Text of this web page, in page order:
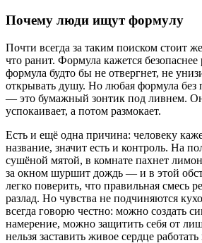
Почему люди ищут формулу
Почти всегда за таким поиском стоит
что ранит. Формула кажется безопаснее
формула будто бы не отвергнет, не
открывать душу. Но любая формула без
— это бумажный зонтик под ливнем.
успокаивает, а потом размокает.
Есть и ещё одна причина: человеку
название, значит есть и контроль. На
сушёной мятой, в комнате пахнет
за окном шуршит дождь — и в этой
легко поверить, что правильная смесь
разлад. Но чувства не подчиняются
всегда говорю честно: можно создать
намерение, можно защитить себя от
нельзя заставить живое сердце